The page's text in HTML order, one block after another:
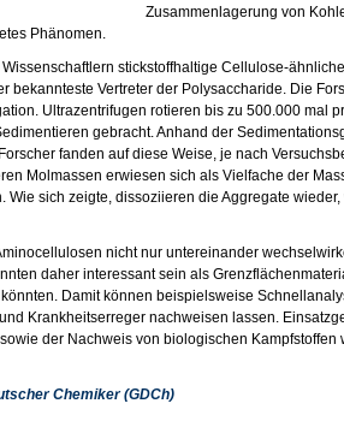
Zusammenlagerung von
Phänomen.
stickstoffhaltige Cellulose-
bekannteste Vertreter der Polysaccharide. Die
Ultrazentrifugen rotieren bis zu 500.000 mal
gebracht. Anhand der
fanden auf diese Weise, je nach
Molmassen erwiesen sich als Vielfache der
Wie sich zeigte, dissoziieren die Aggregate
nicht nur untereinander
daher interessant sein als
Damit können beispielsweise
Krankheitserreger nachweisen lassen.
der Nachweis von biologischen
Chemiker (GDCh)